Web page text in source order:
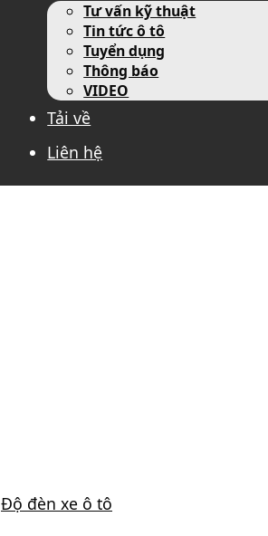
Tư vấn kỹ thuật
Tin tức ô tô
Tuyển dụng
Thông báo
VIDEO
Tải về
Liên hệ
Độ đèn xe ô tô